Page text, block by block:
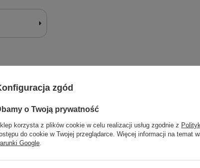
zgód
o Twoją prywatność
korzysta z plików cookie w celu realizacji usług zgodnie z
do cookie w Twojej przeglądarce. Więcej informacji na temat
Google